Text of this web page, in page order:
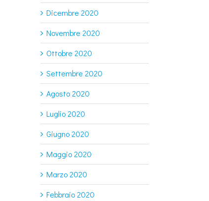
Dicembre 2020
Novembre 2020
Ottobre 2020
Settembre 2020
Agosto 2020
Luglio 2020
Giugno 2020
Maggio 2020
Marzo 2020
Febbraio 2020